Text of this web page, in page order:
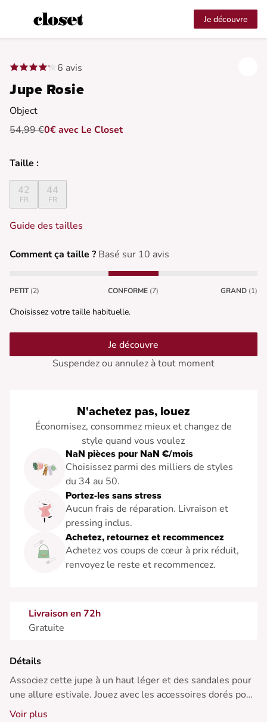
Je découvre
6 avis
Jupe Rosie
Object
54,99 €0€ avec Le Closet
Taille :
42
FR
44
FR
Guide des tailles
Comment ça taille ? Basé sur 10 avis
PETIT (2) CONFORME (7) GRAND (1)
Choisissez votre taille habituelle.
Je découvre
Suspendez ou annulez à tout moment
N'achetez pas, louez
Économisez, consommez mieux et changez de
style quand vous voulez
NaN pièces pour NaN €/mois
Choisissez parmi des milliers de styles
du 34 au 50.
Portez-les sans stress
Aucun frais de réparation. Livraison et
pressing inclus.
Achetez, retournez et recommencez
Achetez vos coups de cœur à prix réduit,
renvoyez le reste et recommencez.
Livraison en 72h
Gratuite
Détails
Associez cette jupe à un haut léger et des sandales pour
une allure estivale. Jouez avec les accessoires dorés pour
une touche chic.
Voir plus